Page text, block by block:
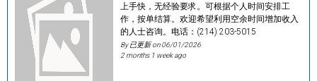
上手快，无经验要求。可根据个人时间安排工
作，按单结算。欢迎希望利用空余时间增加收入
的人士咨询。电话：(214) 203-5015
By 已更新 on06/01/2026
2 months 1 week ago